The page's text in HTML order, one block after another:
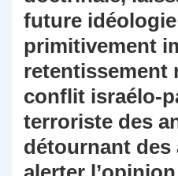
future
primitivement
retentissement
conflit israélo-
terroriste des
détournant